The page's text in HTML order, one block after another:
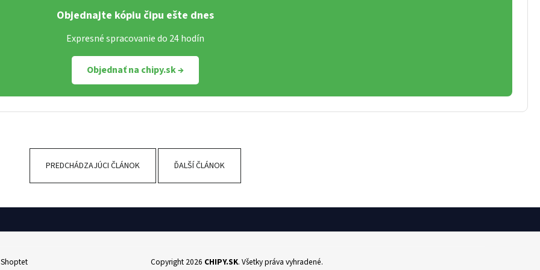
Objednajte kópiu čipu ešte dnes
Expresné spracovanie do 24 hodín
Objednať na chipy.sk →
PREDCHÁDZAJÚCI ČLÁNOK ĎALŠÍ ČLÁNOK
Copyright 2026 CHIPY.SK. Všetky práva vyhradené.